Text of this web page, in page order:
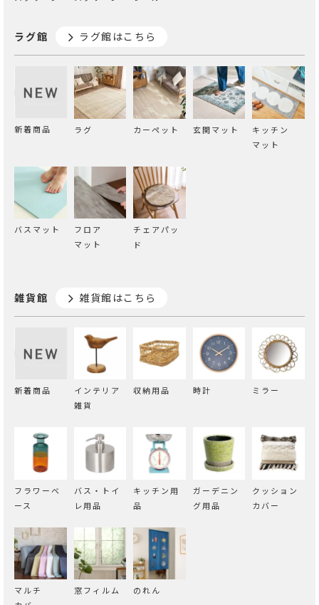
ラグ館 ラグ館はこちら
新着商品 ラグ カーペット 玄関マット
キッチン
マット
バスマット
フロア
マット
チェアパッ
ド
雑貨館 雑貨館はこちら
新着商品
インテリア
雑貨
収納用品 時計 ミラー
フラワーベ
ース
バス・トイ
レ用品
キッチン用
品
ガーデニン
グ用品
クッション
カバー
マルチ
窓フィルム のれん